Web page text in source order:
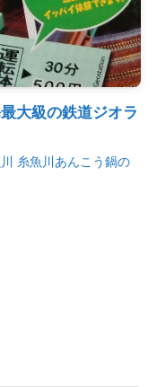
大級の鉄道ジオラ
糸魚川あんこう鍋の